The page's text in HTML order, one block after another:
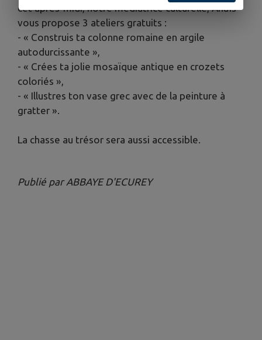
cet après-midi, notre médiatrice culturelle, Anaïs
vous propose 3 ateliers gratuits :
- « Construis ta colonne romaine en argile
autodurcissante »,
- « Crées ta jolie mosaïque antique en crozets
coloriés »,
- « Illustres ton vase grec avec de la peinture à
gratter ».
La chasse au trésor sera aussi accessible.
Publié par ABBAYE D'ECUREY